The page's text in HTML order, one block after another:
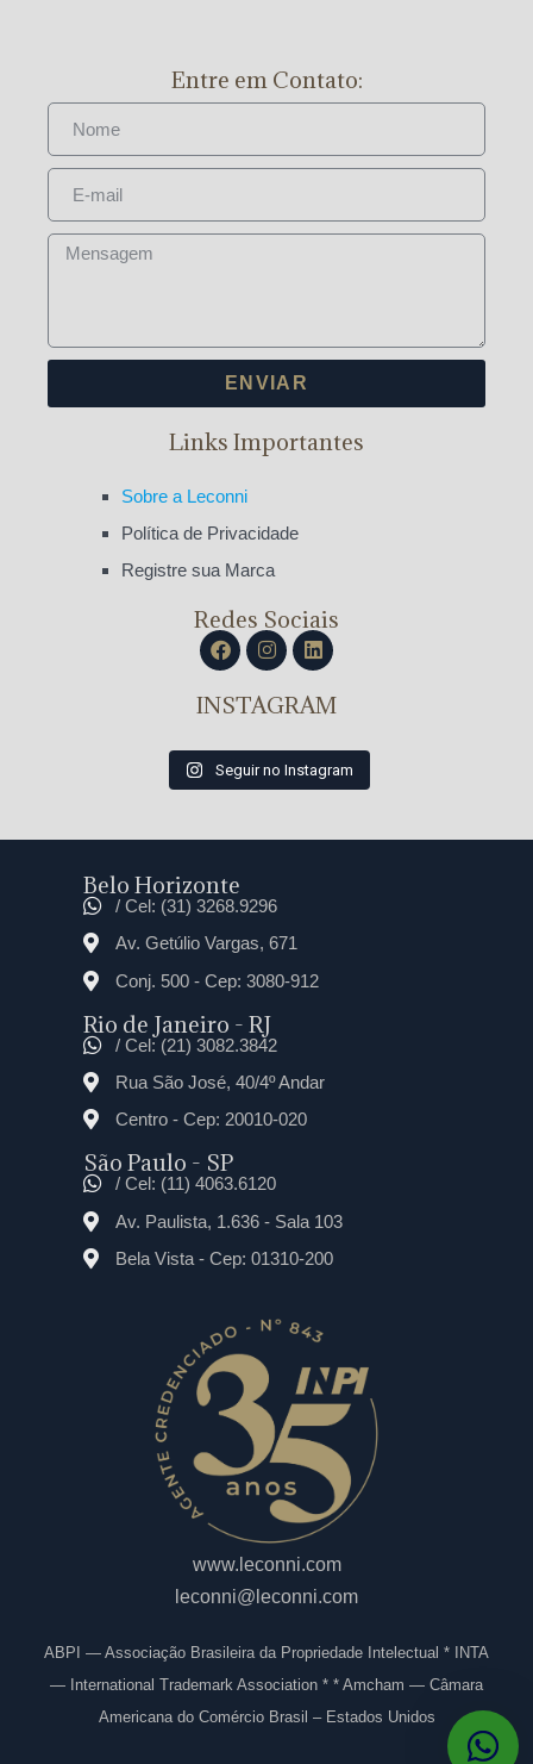
Entre em Contato:
ENVIAR
Links Importantes
Sobre a Leconni
Política de Privacidade
Registre sua Marca
Redes Sociais
INSTAGRAM
Seguir no Instagram
Belo Horizonte
/ Cel: (31) 3268.9296
Av. Getúlio Vargas, 671
Conj. 500 - Cep: 3080-912
Rio de Janeiro - RJ
/ Cel: (21) 3082.3842
Rua São José, 40/4º Andar
Centro - Cep: 20010-020
São Paulo - SP
/ Cel: (11) 4063.6120
Av. Paulista, 1.636 - Sala 103
Bela Vista - Cep: 01310-200
www.leconni.com
leconni@leconni.com
ABPI — Associação Brasileira da Propriedade Intelectual * INTA
— International Trademark Association * * Amcham — Câmara
Americana do Comércio Brasil – Estados Unidos